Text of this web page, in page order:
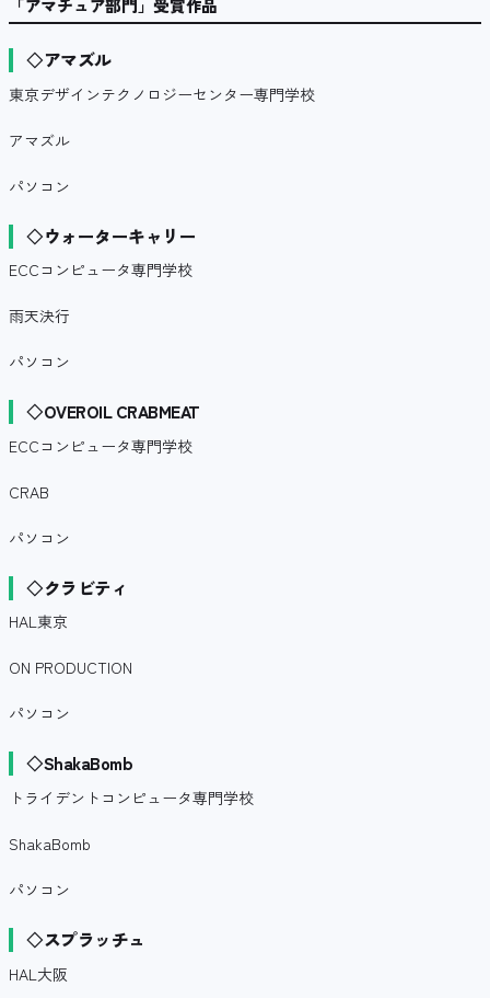
「アマチュア部門」受賞作品
◇アマズル
東京デザインテクノロジーセンター専門学校
アマズル
パソコン
◇ウォーターキャリー
ECCコンピュータ専門学校
雨天決行
パソコン
◇OVEROIL CRABMEAT
ECCコンピュータ専門学校
CRAB
パソコン
◇クラビティ
HAL東京
ON PRODUCTION
パソコン
◇ShakaBomb
トライデントコンピュータ専門学校
ShakaBomb
パソコン
◇スプラッチュ
HAL大阪